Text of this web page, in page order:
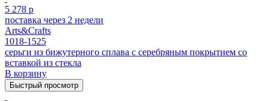
5 278 р
поставка через 2 недели
Arts&Crafts
1018-1525
серьги из бижутерного сплава с серебряным покрытием cо
вставкой из стекла
В корзину
Быстрый просмотр